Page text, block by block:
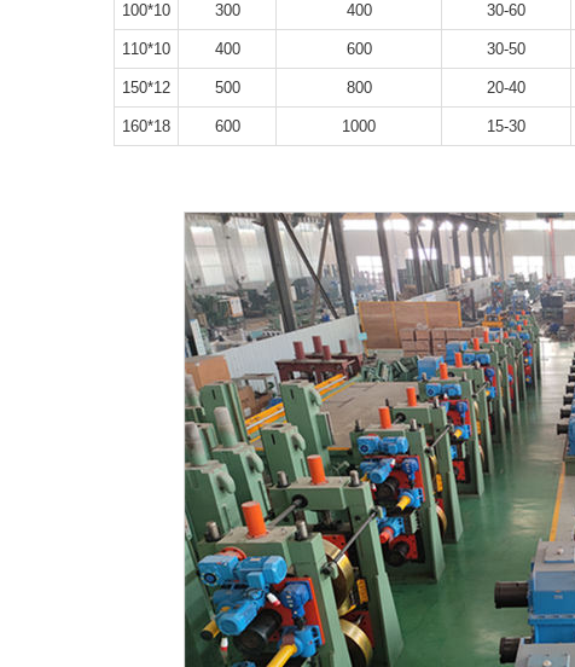
30-60
400
300
10*100
30-50
600
400
10*110
20-40
800
500
12*150
15-30
1000
600
18*160